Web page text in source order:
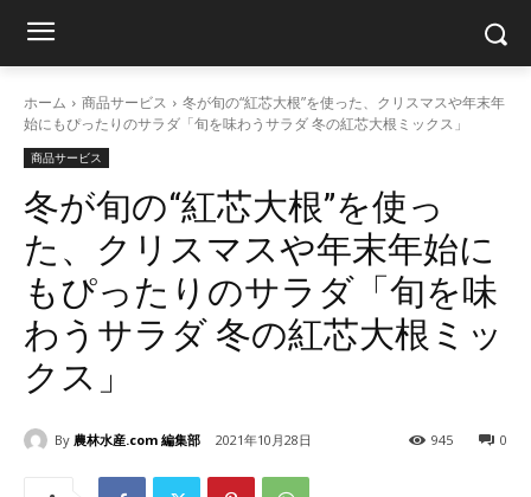
ホーム 商品サービス
冬が旬の“紅芯大根”を使った、クリスマスや年末年
始にもぴったりのサラダ「旬を味わうサラダ 冬の紅芯大根ミックス」
商品サービス
冬が旬の“紅芯大根”を使っ
た、クリスマスや年末年始に
もぴったりのサラダ「旬を味
わうサラダ 冬の紅芯大根ミッ
クス」
By 農林水産.com 編集部 2021年10月28日 0
945